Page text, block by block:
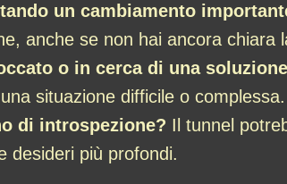
un cambiamento
anche se non hai ancora chiara
o in cerca di una
situazione difficile o complessa.
di introspezione? Il tunnel
desideri più profondi.